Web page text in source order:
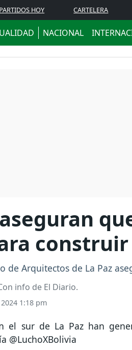
PARTIDOS HOY CARTELERA
NACIONAL
construir
de Arquitectos de La Paz
info de El Diario.
1:18 pm